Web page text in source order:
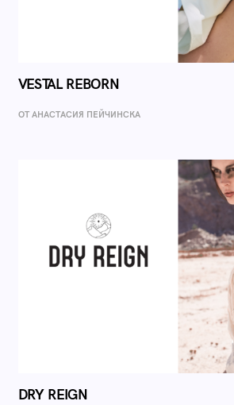
VESTAL REBORN
ОТ AНАСТАСИЯ ПЕЙЧИНСКА
DRY REIGN